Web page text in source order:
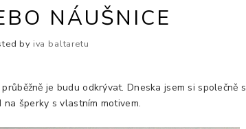
NÁUŠNICE
by iva baltaretu
je budu odkrývat. Dneska jsem si společně s
šperky s vlastním motivem.